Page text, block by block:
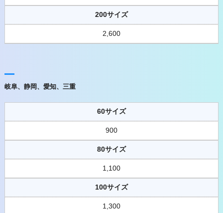
200サイズ
2,600
岐阜、静岡、愛知、三重
60サイズ
900
80サイズ
1,100
100サイズ
1,300